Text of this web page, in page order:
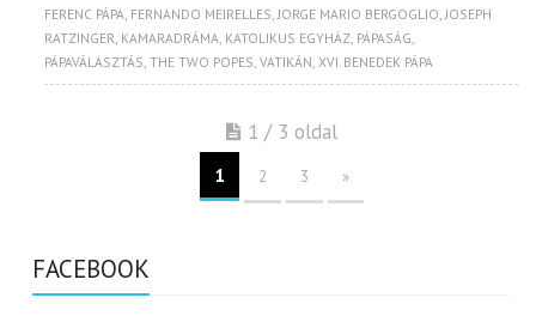
FERENC PÁPA FERNANDO MEIRELLES JORGE MARIO BERGOGLIO JOSEPH
RATZINGER KAMARADRÁMA KATOLIKUS EGYHÁZ PÁPASÁG
PÁPAVÁLASZTÁS ,THE TWO POPES ,VATIKÁN XVI. BENEDEK PÁPA
1 / 3 oldal
1 2 3 »
FACEBOOK